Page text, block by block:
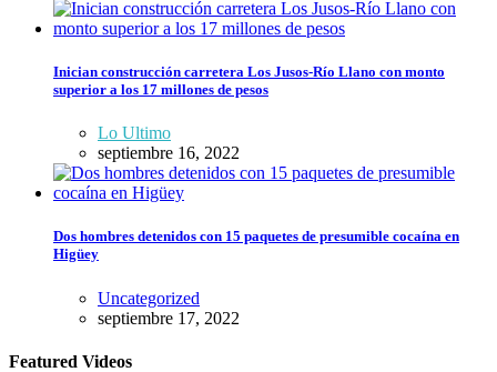
Inician construcción carretera Los Jusos-Río Llano con monto
superior a los 17 millones de pesos
Lo Ultimo
septiembre 16, 2022
Dos hombres detenidos con 15 paquetes de presumible cocaína en
Higüey
Uncategorized
septiembre 17, 2022
Featured Videos